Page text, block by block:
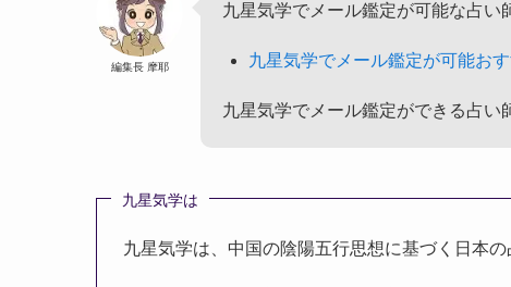
編集長 摩耶
九星気学でメール鑑定が可能な占い
九星気学でメール鑑定が可能お
九星気学でメール鑑定ができる占い
九星気学は
九星気学は、中国の陰陽五行思想に基づく日本の